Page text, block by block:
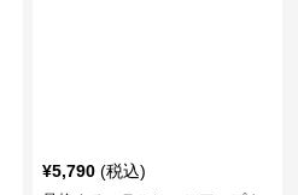
¥5,790 (税込)